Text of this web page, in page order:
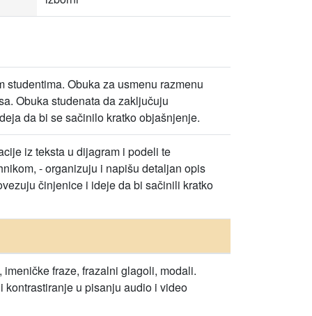
Obuka za usmenu razmenu
Obuka studenata da zaključuju
da bi se sačinilo kratko objašnjenje.
iz teksta u dijagram i podeli te
- organizuju i napišu detaljan opis
činjenice i ideje da bi sačinili kratko
fraze, frazalni glagoli, modali.
u pisanju audio i video